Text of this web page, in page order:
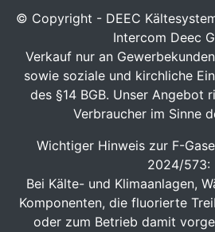
© Copyright - DEEC
Intercom Deec
Verkauf nur an
sowie soziale und kirchliche
des §14 BGB. Unser Angebot
Verbraucher im Sinne
Wichtiger Hinweis zur F-
2024/573:
Bei Kälte- und Klimaanlagen,
Komponenten, die fluorierte
oder zum Betrieb damit